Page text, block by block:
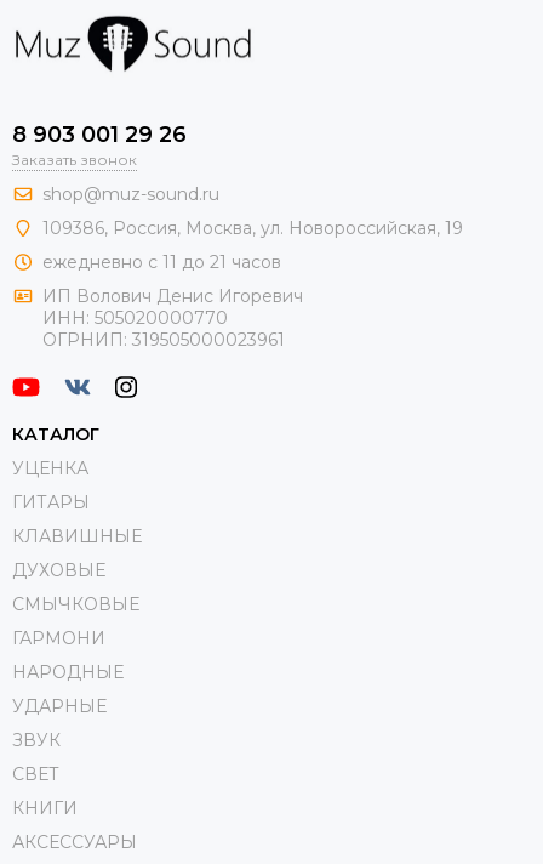
8 903 001 29 26
Заказать звонок
shop@muz-sound.ru
109386, Россия, Москва, ул. Новороссийская, 19
ежедневно с 11 до 21 часов
ИП Волович Денис Игоревич
ИНН: 505020000770
ОГРНИП: 319505000023961
КАТАЛОГ
УЦЕНКА
ГИТАРЫ
КЛАВИШНЫЕ
ДУХОВЫЕ
СМЫЧКОВЫЕ
ГАРМОНИ
НАРОДНЫЕ
УДАРНЫЕ
ЗВУК
СВЕТ
КНИГИ
АКСЕССУАРЫ